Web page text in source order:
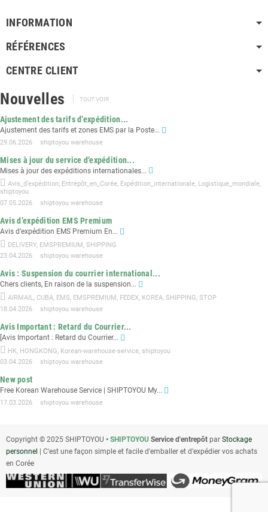
INFORMATION
RÉFÉRENCES
CENTRE CLIENT
Nouvelles TOUT VOIR
Ajustement des tarifs d’expédition...
Ajustement des tarifs et zones EMS par la Poste...
29.06.2026 shiptoyou warehouse
Mises à jour du service d’expédition...
Mises à jour des expéditions internationales...
Avis_d’expédition, Entrepôt_en_Corée, Expédition_internationale, Logistique_mondiale,
shiptoyou
07.05.2026
shiptoyou warehouse
Avis d’expédition EMS Premium
Avis d’expédition EMS Premium En...
DELIVERY, EMSPREMIUM, SHIPPING
23.04.2026
shiptoyou warehouse
Avis : Suspension du courrier international...
Chers clients, En raison de la suspension...
AIRMAIL, CUBA, EMS, EMSPREMIUM , FEDEX, KOREA, SHIPPING, STOP
18.04.2026
shiptoyou warehouse
Avis Important : Retard du Courrier...
[Avis Important : Retard du Courrier...
HK, HONGKONG, Korean-warehouse-service, shiptoyou
03.04.2026
shiptoyou warehouse
New post
Free Korean Warehouse Service | SHIPTOYOU My...
17.03.2026 shiptoyou warehouse
Copyright © 2025 SHIPTOYOU • SHIPTOYOU Service d'entrepôt par Stockage
personnel | C'est une façon simple et facile d'emballer et d'expédier vos achats
en Corée